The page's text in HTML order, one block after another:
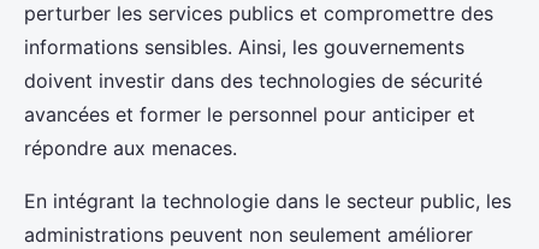
perturber les services publics et compromettre des
informations sensibles. Ainsi, les gouvernements
doivent investir dans des technologies de sécurité
avancées et former le personnel pour anticiper et
répondre aux menaces.
En intégrant la technologie dans le secteur public, les
administrations peuvent non seulement améliorer